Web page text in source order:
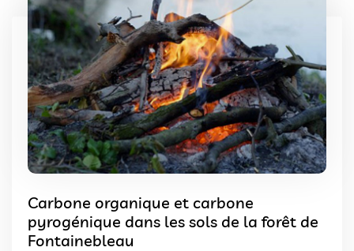
Carbone organique et carbone
pyrogénique dans les sols de la forêt de
Fontainebleau